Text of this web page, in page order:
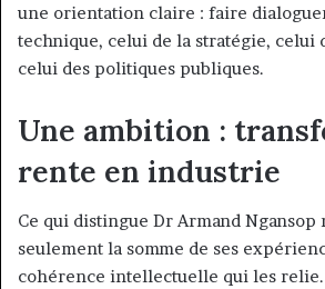
une orientation claire : faire
technique, celui de la stratégie, celui
celui des politiques publiques.
Une ambition :
rente en industrie
Ce qui distingue Dr Armand Ngansop
seulement la somme de ses
cohérence intellectuelle qui les relie.